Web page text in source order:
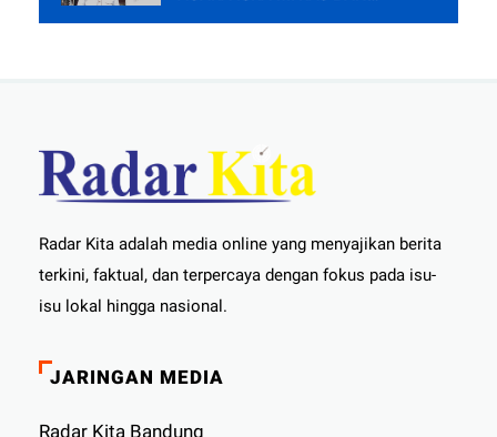
Radar Kita adalah media online yang menyajikan berita
terkini, faktual, dan terpercaya dengan fokus pada isu-
isu lokal hingga nasional.
JARINGAN MEDIA
Radar Kita Bandung